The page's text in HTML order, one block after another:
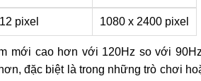
pixel 1080 x 2400 pixel
mới cao hơn với 120Hz so với
đặc biệt là trong những trò chơi